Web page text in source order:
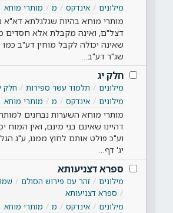
מילונים
אינדקס מ מותרי מוחא
מותרי מוחא בהיות שגלגלתא דא"א
דצל"ם, ואינה מקבלת אלא חסדים
שאינה יכולה לקבל מוחין דע"ב
שג"ר דע"ב…
חלק יג
מילונים תלמוד עשר ספירות
חלק
מילונים
אינדקס מ מותרי מוחא
מותרי מוחא השערות נבחנים
דהיינו שאינם בני מינם, ואין המוח
וע"כ פולט אותם לחוץ ממנו, ע"ג
יג' דף…
ספרא דצניעותא
מילונים זהר עם פירוש הסולם
ספרא דצניעותא
מילונים
אינדקס מ מותרי מוחא